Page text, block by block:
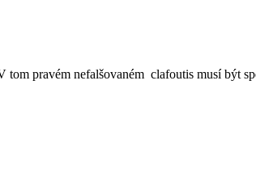
tom pravém nefalšovaném clafoutis musí být